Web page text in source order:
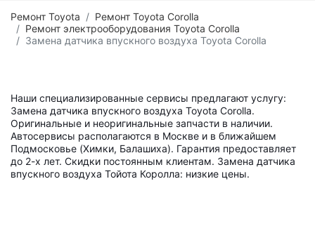
Ремонт Toyota
Ремонт Toyota Corolla
Ремонт электрооборудования Toyota Corolla
Замена датчика впускного воздуха Toyota Corolla
Наши специализированные сервисы предлагают услугу:
Замена датчика впускного воздуха Toyota Corolla.
Оригинальные и неоригинальные запчасти в наличии.
Автосервисы располагаются в Москве и в ближайшем
Подмосковье (Химки, Балашиха). Гарантия предоставляет
до 2-х лет. Скидки постоянным клиентам. Замена датчика
впускного воздуха Тойота Королла: низкие цены.